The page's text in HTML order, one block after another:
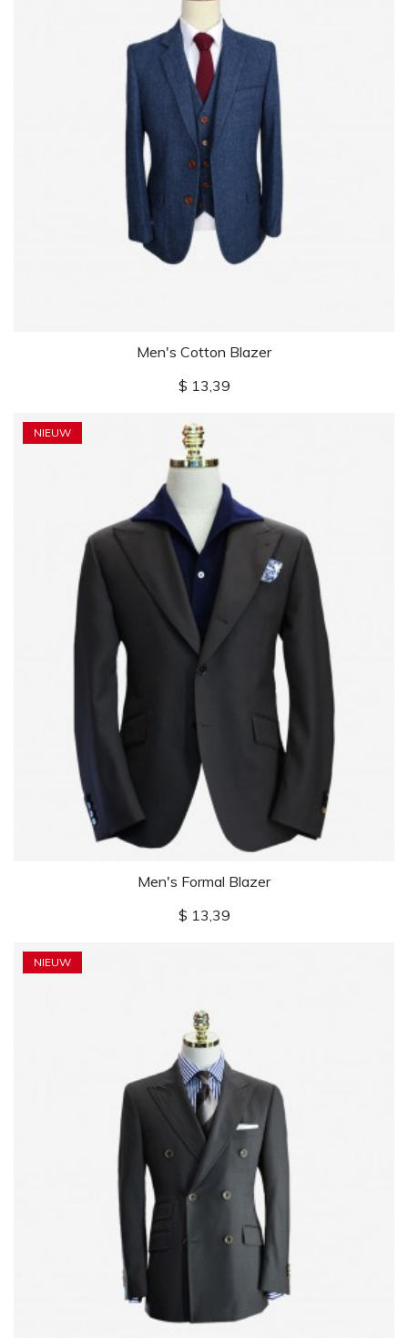
Men's Cotton Blazer
Prijs
$ 13,39
NIEUW
Men's Formal Blazer
Prijs
$ 13,39
NIEUW